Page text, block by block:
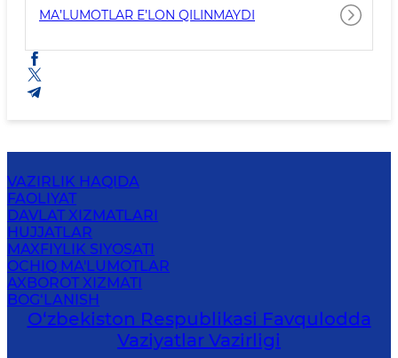
MA’LUMOTLAR E’LON QILINMAYDI
VAZIRLIK HAQIDA
FAOLIYAT
DAVLAT XIZMATLARI
HUJJATLAR
MAXFIYLIK SIYOSATI
OCHIQ MA'LUMOTLAR
AXBOROT XIZMATI
BOG‘LANISH
O‘zbеkistоn Rеspublikаsi Favqulodda
Vaziyatlar Vazirligi